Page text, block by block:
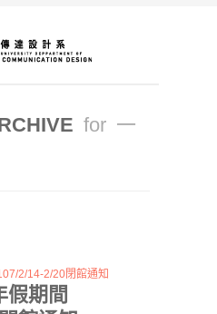
for 一
假期間